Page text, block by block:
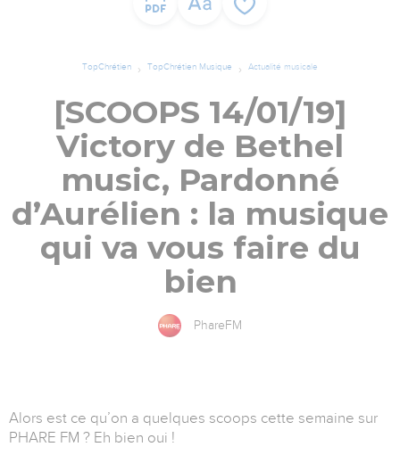
TopChrétien TopChrétien Musique Actualité musicale
[SCOOPS 14/01/19]
Victory de Bethel
music, Pardonné
d’Aurélien : la musique
qui va vous faire du
bien
PhareFM
Alors est ce qu’on a quelques scoops cette semaine sur
PHARE FM ? Eh bien oui !